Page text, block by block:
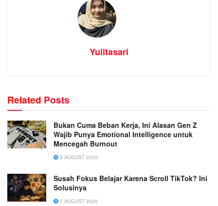
Yulitasari
Related Posts
Bukan Cuma Beban Kerja, Ini Alasan Gen Z
Wajib Punya Emotional Intelligence untuk
Mencegah Burnout
8 AUGUST 2026
Susah Fokus Belajar Karena Scroll TikTok? Ini
Solusinya
7 AUGUST 2026